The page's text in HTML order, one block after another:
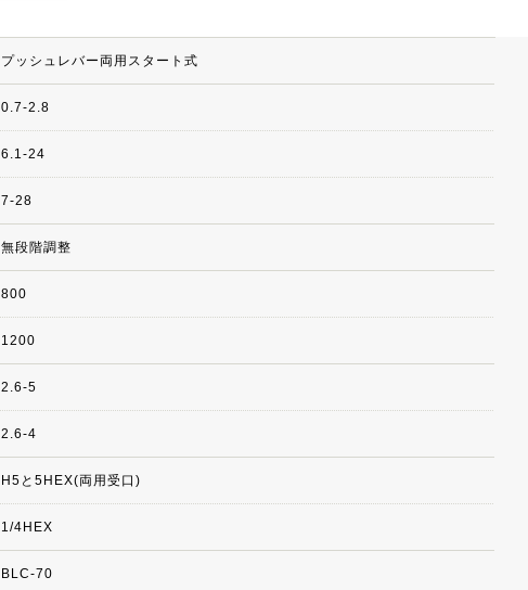
プッシュレバー両用スタート式
0.7-2.8
6.1-24
7-28
無段階調整
800
1200
2.6-5
2.6-4
H5と5HEX(両用受口)
1/4HEX
BLC-70